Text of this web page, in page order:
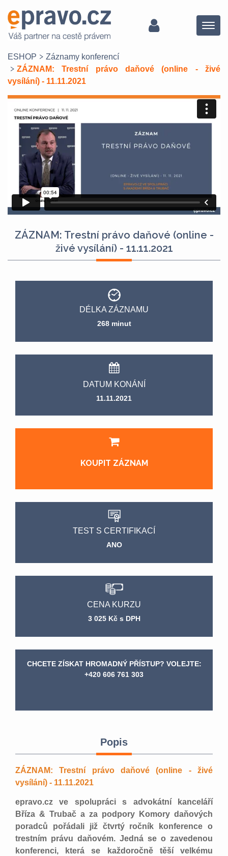
Menu
ESHOP
Záznamy konferencí
ZÁZNAM: Trestní právo daňové (online - živé
vysílání) - 11.11.2021
ZÁZNAM: Trestní právo daňové (online -
živé vysílání) - 11.11.2021
DÉLKA ZÁZNAMU
268 minut
DATUM KONÁNÍ
11.11.2021
KOUPIT ZÁZNAM
TEST S CERTIFIKACÍ
ANO
CENA KURZU
3 025 Kč s DPH
CHCETE ZÍSKAT HROMADNÝ PŘÍSTUP? VOLEJTE:
+420 606 761 303
Popis
ZÁZNAM: Trestní právo daňové (online - živé
vysílání) - 11.11.2021
epravo.cz ve spolupráci s advokátní kanceláří
Bříza & Trubač a za podpory Komory daňových
poradců pořádali již čtvrtý ročník konference o
trestním právu daňovém. Jedná se o zavedenou
konferenci, která se každoročně těší velkému